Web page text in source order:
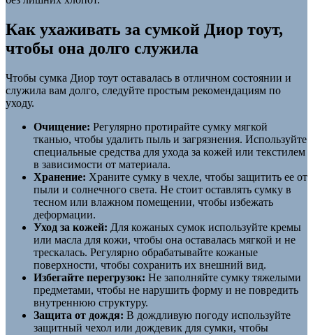
Как ухаживать за сумкой Диор тоут,
чтобы она долго служила
Чтобы сумка Диор тоут оставалась в отличном состоянии и
служила вам долго, следуйте простым рекомендациям по
уходу.
Очищение: Регулярно протирайте сумку мягкой
тканью, чтобы удалить пыль и загрязнения. Используйте
специальные средства для ухода за кожей или текстилем
в зависимости от материала.
Хранение: Храните сумку в чехле, чтобы защитить ее от
пыли и солнечного света. Не стоит оставлять сумку в
тесном или влажном помещении, чтобы избежать
деформации.
Уход за кожей: Для кожаных сумок используйте кремы
или масла для кожи, чтобы она оставалась мягкой и не
трескалась. Регулярно обрабатывайте кожаные
поверхности, чтобы сохранить их внешний вид.
Избегайте перегрузок: Не заполняйте сумку тяжелыми
предметами, чтобы не нарушить форму и не повредить
внутреннюю структуру.
Защита от дождя: В дождливую погоду используйте
защитный чехол или дождевик для сумки, чтобы